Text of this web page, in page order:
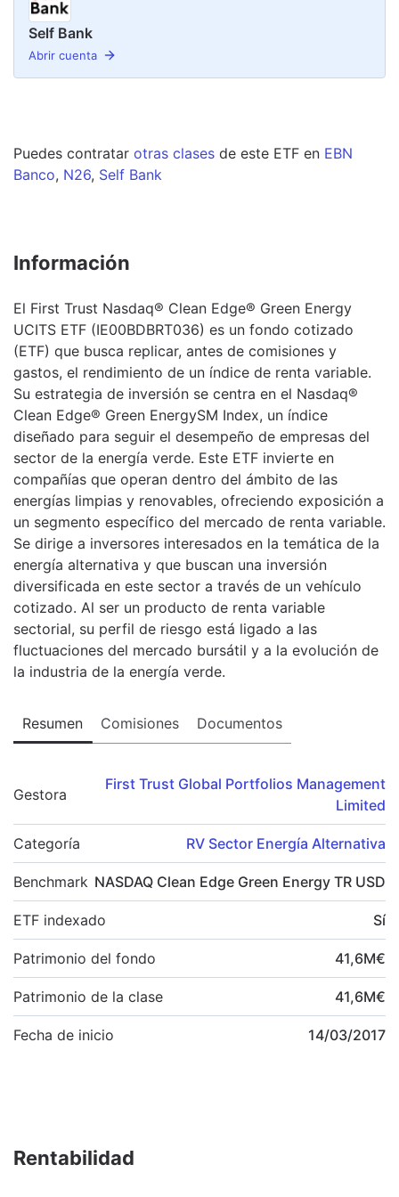
Self Bank
Abrir cuenta
Puedes contratar otras clases de este ETF en EBN
Banco, N26, Self Bank
Información
El First Trust Nasdaq® Clean Edge® Green Energy
UCITS ETF (IE00BDBRT036) es un fondo cotizado
(ETF) que busca replicar, antes de comisiones y
gastos, el rendimiento de un índice de renta variable.
Su estrategia de inversión se centra en el Nasdaq®
Clean Edge® Green EnergySM Index, un índice
diseñado para seguir el desempeño de empresas del
sector de la energía verde. Este ETF invierte en
compañías que operan dentro del ámbito de las
energías limpias y renovables, ofreciendo exposición a
un segmento específico del mercado de renta variable.
Se dirige a inversores interesados en la temática de la
energía alternativa y que buscan una inversión
diversificada en este sector a través de un vehículo
cotizado. Al ser un producto de renta variable
sectorial, su perfil de riesgo está ligado a las
fluctuaciones del mercado bursátil y a la evolución de
la industria de la energía verde.
Resumen Comisiones Documentos
Gestora
First Trust Global Portfolios Management
Limited
Categoría RV Sector Energía Alternativa
Benchmark NASDAQ Clean Edge Green Energy TR USD
ETF indexado Sí
Patrimonio del fondo 41,6M€
Patrimonio de la clase 41,6M€
Fecha de inicio 14/03/2017
Rentabilidad